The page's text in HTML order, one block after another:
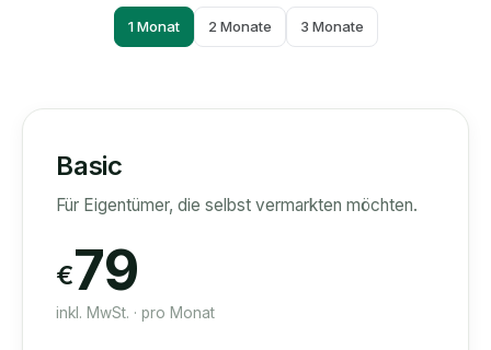
1 Monat 2 Monate 3 Monate
Basic
Für Eigentümer, die selbst vermarkten möchten.
€79
inkl. MwSt. · pro Monat